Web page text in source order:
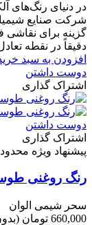
در دنیای رنگ‌های
شرکت صنایع
گزینه برای
دقیقاً در نقطه
افزودن به سبد
دوست داشتن
اشتراک گذاری
دوست داشتن
اشتراک گذاری
پیشنهاد ویژه محدود
رنگ روغنی
سحر شیمی الوان
660,000 تومان